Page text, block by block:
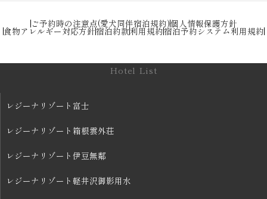
ご予約時の注意点(愛犬同伴宿泊規約)個人情報保護方針
食物アレルギー対応方針宿泊約款利用規約宿泊予約システム利用規約
Hotel List
レジーナリゾート富士
レジーナリゾート箱根雲外荘
レジーナリゾート伊豆無鄰
レジーナリゾート軽井沢御影用水